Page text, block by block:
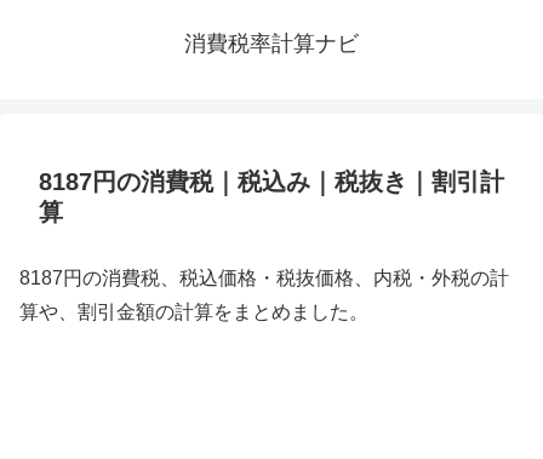
消費税率計算ナビ
8187円の消費税｜税込み｜税抜き｜割引計
算
8187円の消費税、税込価格・税抜価格、内税・外税の計
算や、割引金額の計算をまとめました。